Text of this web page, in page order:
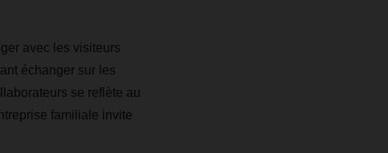
avec les visiteurs
échanger sur les
se reflète au
familiale invite